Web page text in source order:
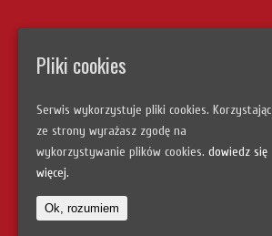
Nota informacyjna
Szybka nawigacja:
Uczestnicy szkoleń
Pliki cookies
Serwis wykorzystuje pliki cookies. Korzystając
ze strony wyrażasz zgodę na
wykorzystywanie plików cookies. dowiedz się
więcej.
Ok, rozumiem